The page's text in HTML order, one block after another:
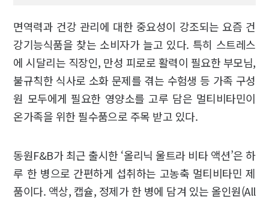
면역력과 건강 관리에 대한 중요성이 강조되는 요즘 건
강기능식품을 찾는 소비자가 늘고 있다. 특히 스트레스
에 시달리는 직장인, 만성 피로로 활력이 필요한 부모님,
불규칙한 식사로 소화 문제를 겪는 수험생 등 가족 구성
원 모두에게 필요한 영양소를 고루 담은 멀티비타민이
온가족을 위한 필수품으로 주목 받고 있다.
동원F&B가 최근 출시한 ‘올리닉 울트라 비타 액션’은 하
루 한 병으로 간편하게 섭취하는 고농축 멀티비타민 제
품이다. 액상, 캡슐, 정제가 한 병에 담겨 있는 올인원(All